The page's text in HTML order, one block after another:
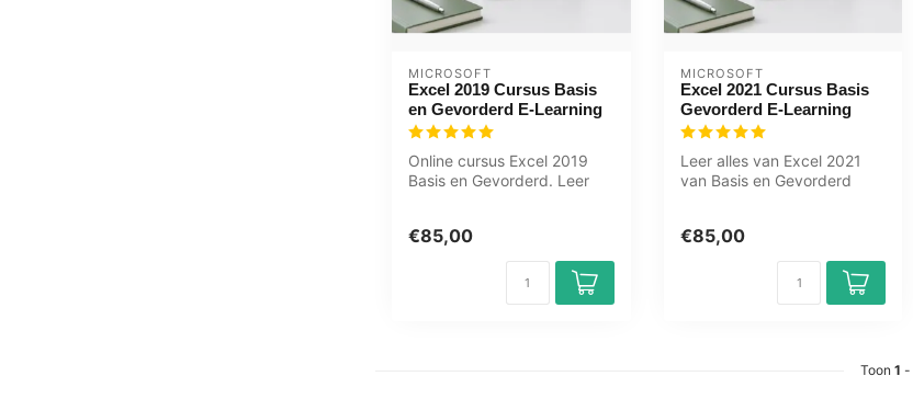
MICROSOFT
Excel 2019 Cursus Basis
en Gevorderd E-Learning
Online cursus Excel 2019
Basis en Gevorderd. Leer
€85,00
MICROSOFT
Excel 2021 Cursus Basis
Gevorderd E-Learning
Leer alles van Excel 2021
van Basis en Gevorderd
€85,00
Toon 1 -